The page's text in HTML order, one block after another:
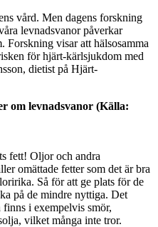
vård. Men dagens forskning
levnadsvanor påverkar
Forskning visar att hälsosamma
för hjärt-kärlsjukdom med
dietist på Hjärt-
om levnadsvanor (Källa:
fett! Oljor och andra
omättade fetter som det är bra
Så för att ge plats för de
på de mindre nyttiga. Det
i exempelvis smör,
vilket många inte tror.